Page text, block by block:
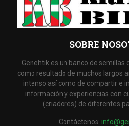
SOBRE
Genehtik es un banco de semillas
como resultado de muchos largos
intenso así como de compartir e
información y experiencias con
(criadores) de diferentes
Contáctenos: